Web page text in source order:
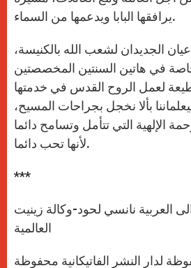
يرافقها البابا ويدعمها من السماء.
الجديدان لشعب الله بالكنيسة،
في هاتين السنتين المخصصتين
لعمل الروح القدس في خدمتها
بألا نخجل بجراحات المسيح،
الإلهية التي تتأمل وتسامح دائما
لأنها تحب دائما.
***
العربية نانسي لحود-وكالة زينيت
العالمية
لدار النشر الفاتيكانية محفوظة